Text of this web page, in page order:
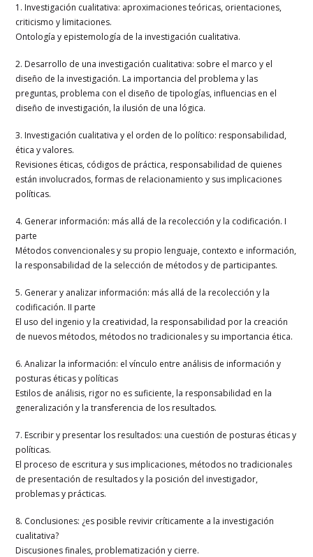
1. Investigación cualitativa: aproximaciones teóricas, orientaciones,
criticismo y limitaciones.
Ontología y epistemología de la investigación cualitativa.
2. Desarrollo de una investigación cualitativa: sobre el marco y el
diseño de la investigación. La importancia del problema y las
preguntas, problema con el diseño de tipologías, influencias en el
diseño de investigación, la ilusión de una lógica.
3. Investigación cualitativa y el orden de lo político: responsabilidad,
ética y valores.
Revisiones éticas, códigos de práctica, responsabilidad de quienes
están involucrados, formas de relacionamiento y sus implicaciones
políticas.
4. Generar información: más allá de la recolección y la codificación. I
parte
Métodos convencionales y su propio lenguaje, contexto e información,
la responsabilidad de la selección de métodos y de participantes.
5. Generar y analizar información: más allá de la recolección y la
codificación. II parte
El uso del ingenio y la creatividad, la responsabilidad por la creación
de nuevos métodos, métodos no tradicionales y su importancia ética.
6. Analizar la información: el vínculo entre análisis de información y
posturas éticas y políticas
Estilos de análisis, rigor no es suficiente, la responsabilidad en la
generalización y la transferencia de los resultados.
7. Escribir y presentar los resultados: una cuestión de posturas éticas y
políticas.
El proceso de escritura y sus implicaciones, métodos no tradicionales
de presentación de resultados y la posición del investigador,
problemas y prácticas.
8. Conclusiones: ¿es posible revivir críticamente a la investigación
cualitativa?
Discusiones finales, problematización y cierre.